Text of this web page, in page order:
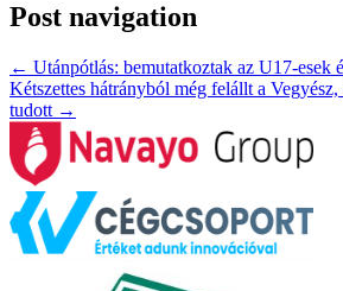
Post navigation
← Utánpótlás: bemutatkoztak az U17-esek
Kétszettes hátrányból még felállt a
tudott →